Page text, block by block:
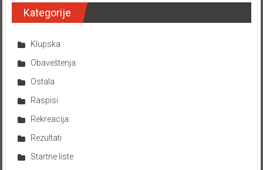
Kategorije
Klupska
Obaveštenja
Ostala
Raspisi
Rekreacija
Rezultati
Startne liste